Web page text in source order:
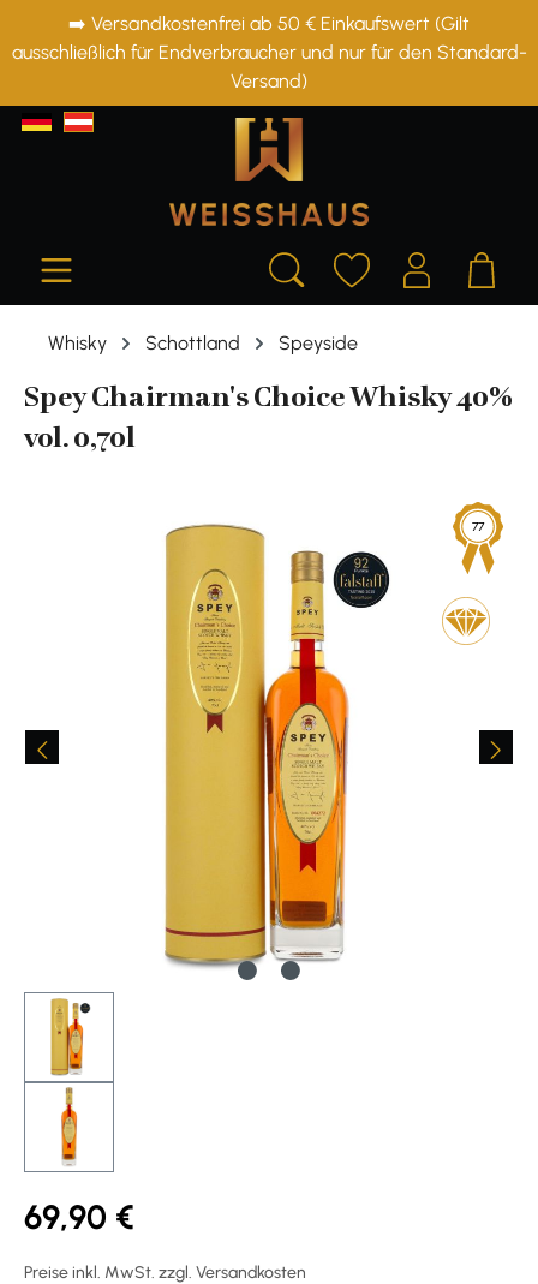
springen
➡️ Versandkostenfrei ab 50 € Einkaufswert (Gilt
ausschließlich für Endverbraucher und nur für den Standard-
Versand)
Whisky Schottland Speyside
Spey Chairman's Choice Whisky 40%
vol. 0,70l
77
69,90 €
Preise inkl. MwSt. zzgl. Versandkosten